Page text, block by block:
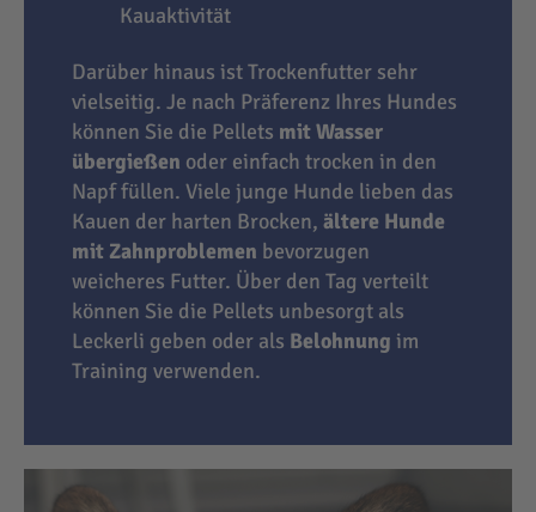
Kauaktivität
Darüber hinaus ist Trockenfutter sehr
vielseitig. Je nach Präferenz Ihres Hundes
können Sie die Pellets mit Wasser
übergießen oder einfach trocken in den
Napf füllen. Viele junge Hunde lieben das
Kauen der harten Brocken, ältere Hunde
mit Zahnproblemen bevorzugen
weicheres Futter. Über den Tag verteilt
können Sie die Pellets unbesorgt als
Leckerli geben oder als Belohnung im
Training verwenden.